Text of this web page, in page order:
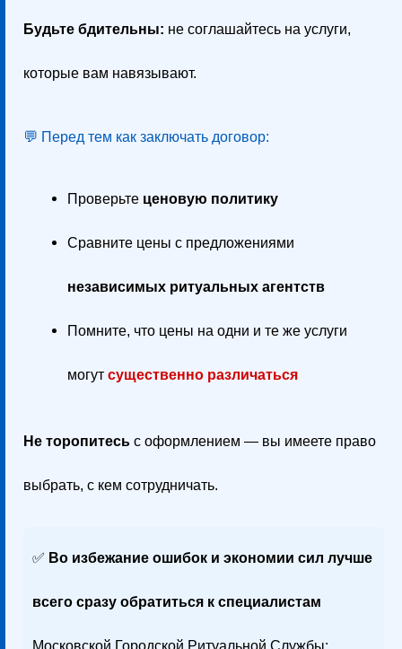
Будьте бдительны: не соглашайтесь на услуги,
которые вам навязывают.
💬 Перед тем как заключать договор:
Проверьте ценовую политику
Сравните цены с предложениями
независимых ритуальных агентств
Помните, что цены на одни и те же услуги
могутсущественно различаться
Не торопитесь с оформлением — вы имеете право
выбрать, с кем сотрудничать.
✅ Во избежание ошибок и экономии сил лучше
всего сразу обратиться к специалистам